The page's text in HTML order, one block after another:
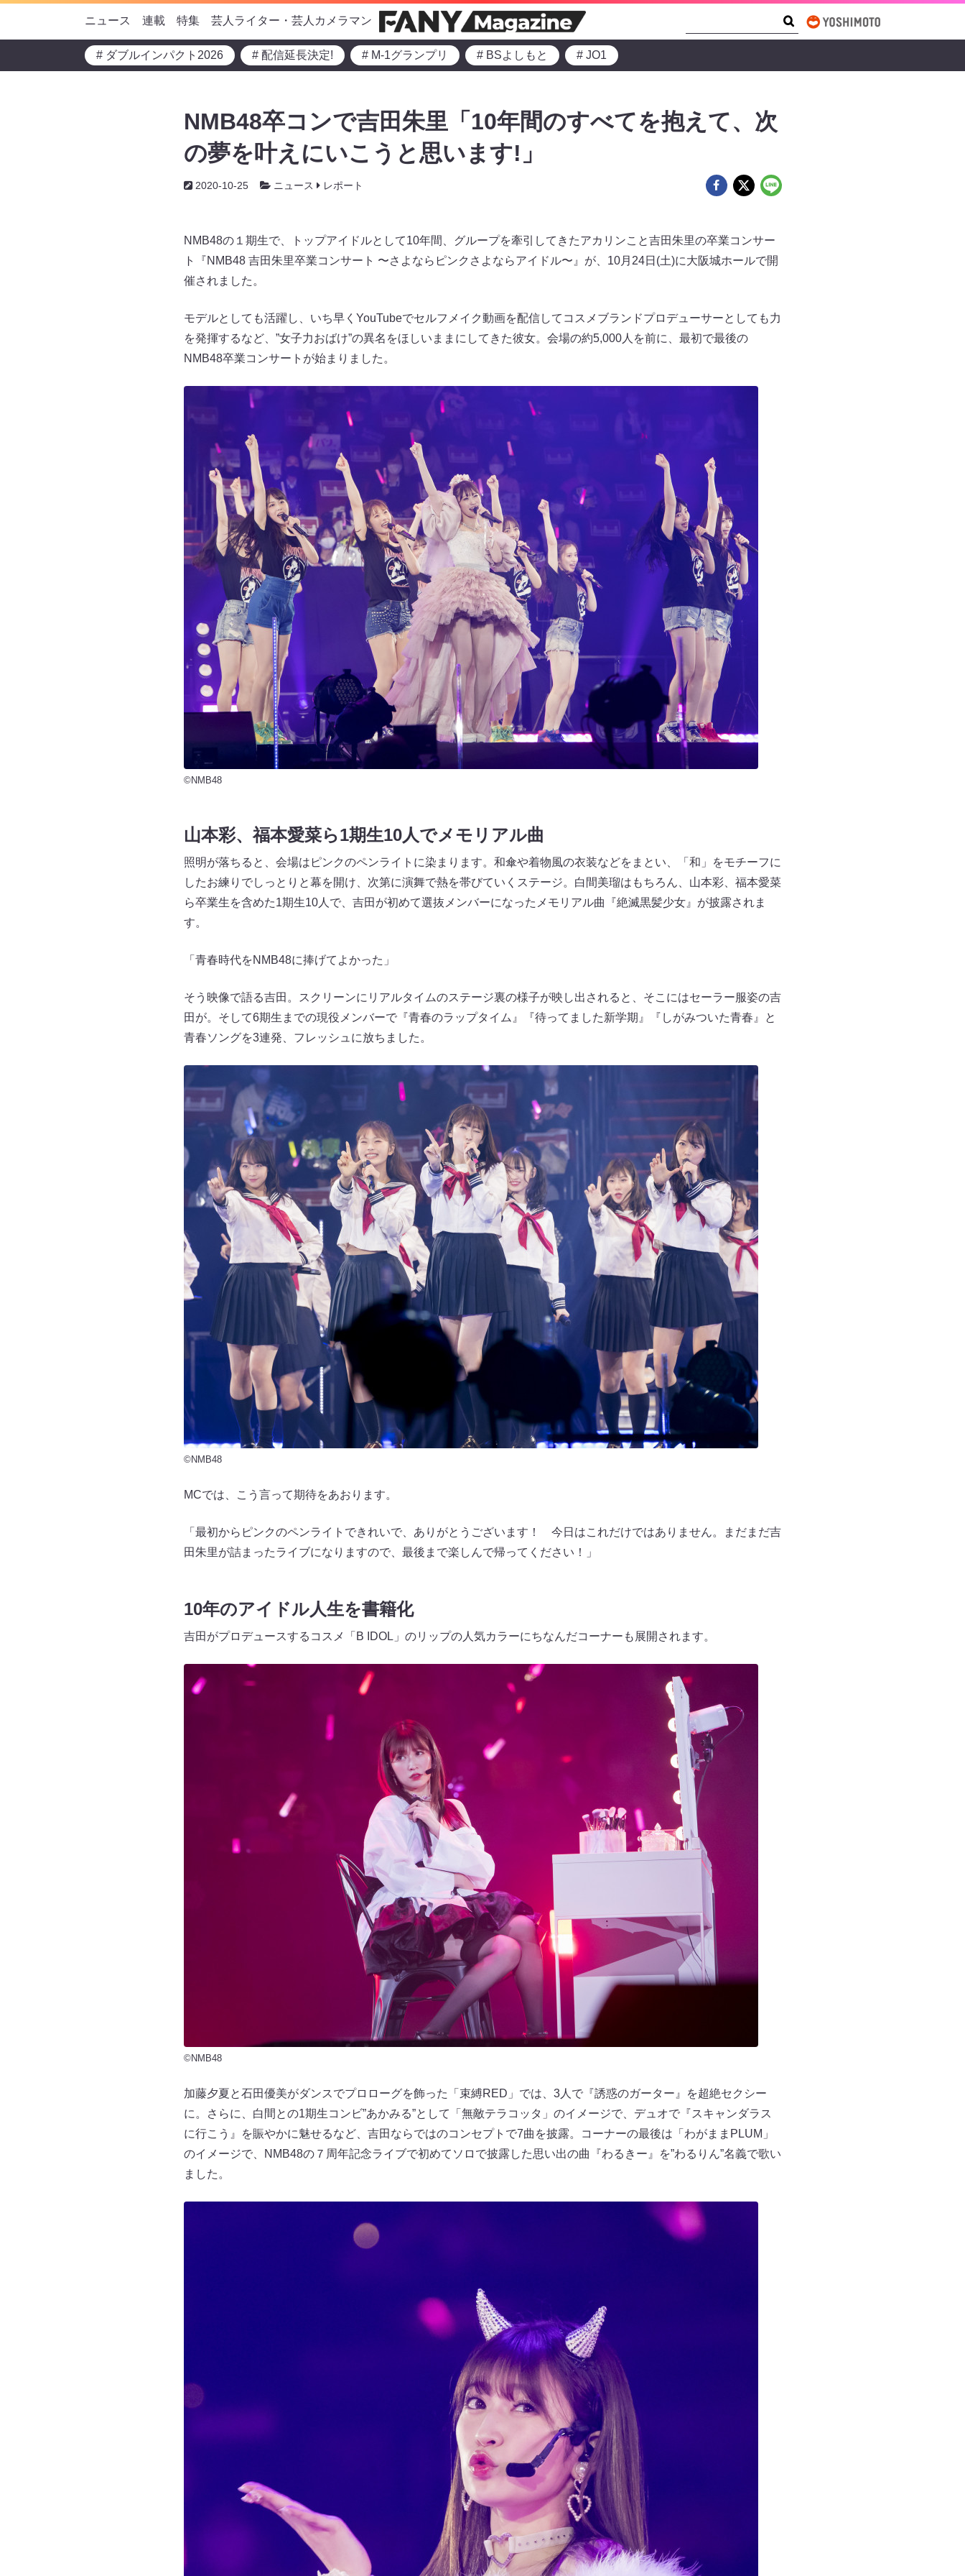
ニュース 連載 特集 芸人ライター・芸人カメラマン
# ダブルインパクト2026 # 配信延長決定! # M-1グランプリ # BSよしもと # JO1
NMB48卒コンで吉田朱里「10年間のすべてを抱えて、次
の夢を叶えにいこうと思います!」
2020-10-25 ニュース レポート
NMB48の１期生で、トップアイドルとして10年間、グループを牽引してきたアカリンこと吉田朱里の卒業コンサー
ト『NMB48 吉田朱里卒業コンサート 〜さよならピンクさよならアイドル〜』が、10月24日(土)に大阪城ホールで開
催されました。
モデルとしても活躍し、いち早くYouTubeでセルフメイク動画を配信してコスメブランドプロデューサーとしても力
を発揮するなど、”女子力おばけ”の異名をほしいままにしてきた彼女。会場の約5,000人を前に、最初で最後の
NMB48卒業コンサートが始まりました。
©NMB48
山本彩、福本愛菜ら1期生10人でメモリアル曲
照明が落ちると、会場はピンクのペンライトに染まります。和傘や着物風の衣装などをまとい、「和」をモチーフに
したお練りでしっとりと幕を開け、次第に演舞で熱を帯びていくステージ。白間美瑠はもちろん、山本彩、福本愛菜
ら卒業生を含めた1期生10人で、吉田が初めて選抜メンバーになったメモリアル曲『絶滅黒髪少女』が披露されま
す。
「青春時代をNMB48に捧げてよかった」
そう映像で語る吉田。スクリーンにリアルタイムのステージ裏の様子が映し出されると、そこにはセーラー服姿の吉
田が。そして6期生までの現役メンバーで『青春のラップタイム』『待ってました新学期』『しがみついた青春』と
青春ソングを3連発、フレッシュに放ちました。
©NMB48
MCでは、こう言って期待をあおります。
「最初からピンクのペンライトできれいで、ありがとうございます！ 今日はこれだけではありません。まだまだ吉
田朱里が詰まったライブになりますので、最後まで楽しんで帰ってください！」
10年のアイドル人生を書籍化
吉田がプロデュースするコスメ「B IDOL」のリップの人気カラーにちなんだコーナーも展開されます。
©NMB48
加藤夕夏と石田優美がダンスでプロローグを飾った「束縛RED」では、3人で『誘惑のガーター』を超絶セクシー
に。さらに、白間との1期生コンビ”あかみる”として「無敵テラコッタ」のイメージで、デュオで『スキャンダラス
に行こう』を賑やかに魅せるなど、吉田ならではのコンセプトで7曲を披露。コーナーの最後は「わがままPLUM」
のイメージで、NMB48の７周年記念ライブで初めてソロで披露した思い出の曲『わるきー』を”わるりん”名義で歌い
ました。